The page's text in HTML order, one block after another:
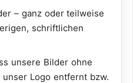
– ganz oder teilweise
schriftlichen
unsere Bilder ohne
Logo entfernt bzw.